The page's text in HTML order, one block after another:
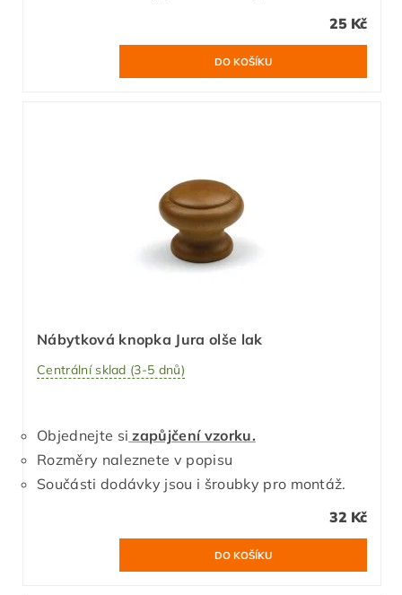
25 Kč
Nábytková knopka Jura olše lak
Centrální sklad (3-5 dnů)
Objednejte si zapůjčení vzorku.
Rozměry naleznete v popisu
Součásti dodávky jsou i šroubky pro montáž.
32 Kč